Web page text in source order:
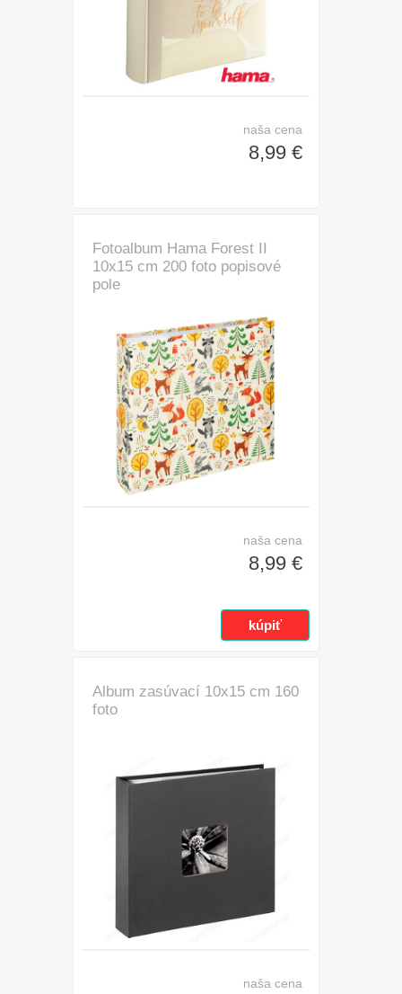
naša cena
8,99 €
Fotoalbum Hama Forest II
10x15 cm 200 foto popisové
pole
naša cena
8,99 €
Album zasúvací 10x15 cm 160
foto
naša cena